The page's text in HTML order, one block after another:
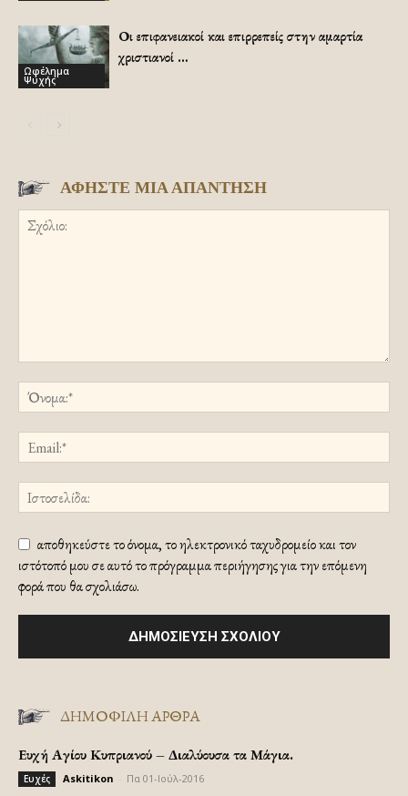
Ωφέλημα
Ψυχής
Οι επιφανειακοί και επιρρεπείς στην αμαρτία
χριστιανοί …
ΑΦΗΣΤΕ ΜΙΑ ΑΠΑΝΤΗΣΗ
αποθηκεύστε το όνομα, το ηλεκτρονικό ταχυδρομείο και τον
ιστότοπό μου σε αυτό το πρόγραμμα περιήγησης για την επόμενη
φορά που θα σχολιάσω.
ΔΗΜΟΦΙΛΗ ΑΡΘΡΑ
Ευχή Αγίου Κυπριανού – Διαλύουσα τα Μάγια.
Ευχές Askitikon Πα 01-Ιούλ-2016